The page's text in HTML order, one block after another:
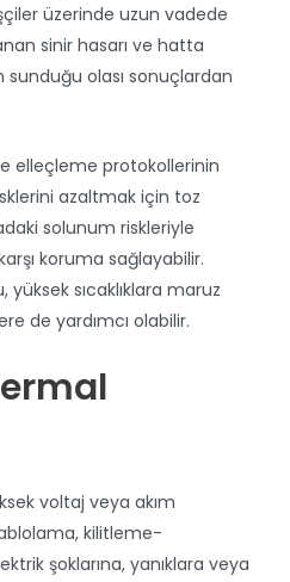
üzerinde uzun vadede
sinir hasarı ve hatta
olası sonuçlardan
elleçleme protokollerinin
azaltmak için toz
solunum riskleriyle
koruma sağlayabilir.
sıcaklıklara maruz
de yardımcı olabilir.
voltaj veya akım
kilitleme-
şoklarına, yanıklara veya